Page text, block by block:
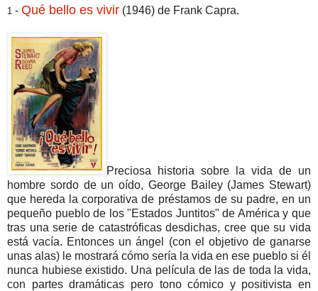
1 - Qué bello es vivir (1946) de Frank Capra.
Preciosa historia sobre la vida de un
hombre sordo de un oído, George Bailey (James Stewart)
que hereda la corporativa de préstamos de su padre, en un
pequeño pueblo de los "Estados Juntitos" de América y que
tras una serie de catastróficas desdichas, cree que su vida
está vacía. Entonces un ángel (con el objetivo de ganarse
unas alas) le mostrará cómo sería la vida en ese pueblo si él
nunca hubiese existido. Una película de las de toda la vida,
con partes dramáticas pero tono cómico y positivista en